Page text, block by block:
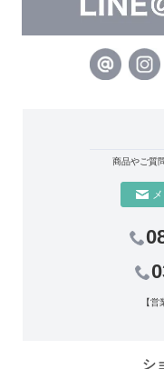
商品やご質
【
シ